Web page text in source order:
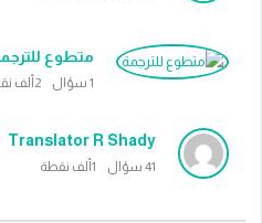
متطوع
1 سؤال 2ألف
Translator R Shady
41 سؤال 1ألف نقطة